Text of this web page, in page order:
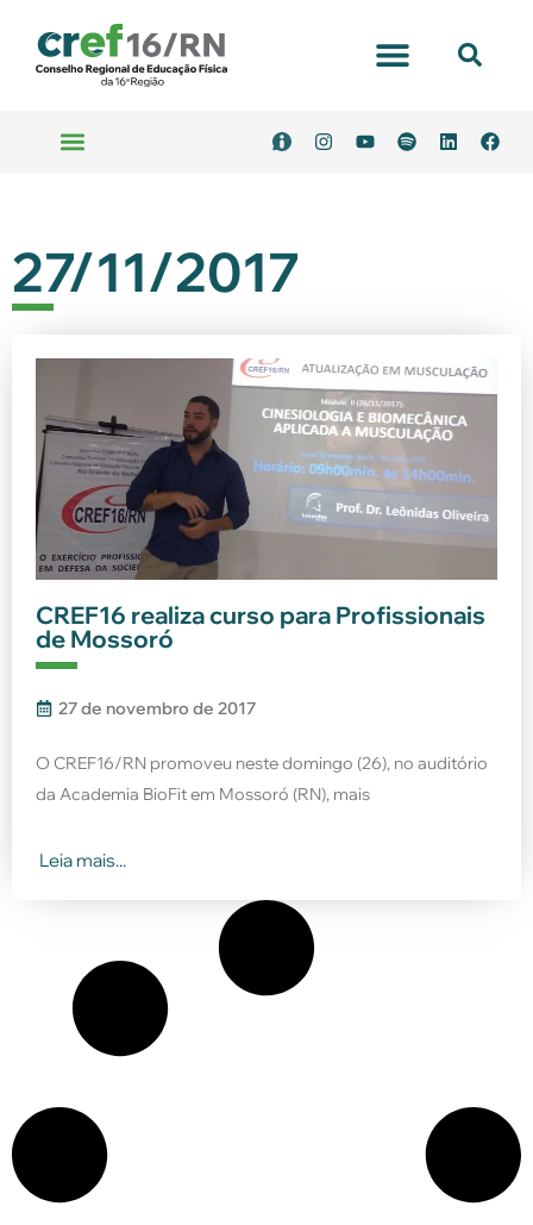
27/11/2017
CREF16 realiza curso para Profissionais
de Mossoró
27 de novembro de 2017
O CREF16/RN promoveu neste domingo (26), no auditório
da Academia BioFit em Mossoró (RN), mais
Leia mais...